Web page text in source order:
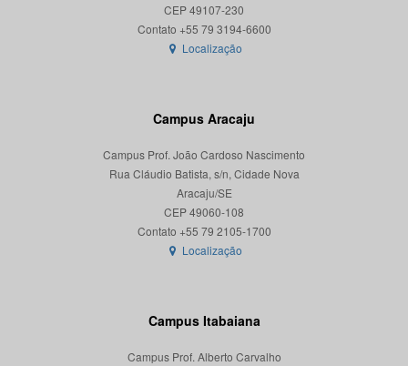
CEP 49107-230
Localização
Campus Aracaju
Campus Prof. João Cardoso Nascimento
Rua Cláudio Batista, s/n, Cidade Nova
Aracaju/SE
CEP 49060-108
Localização
Campus Itabaiana
Campus Prof. Alberto Carvalho